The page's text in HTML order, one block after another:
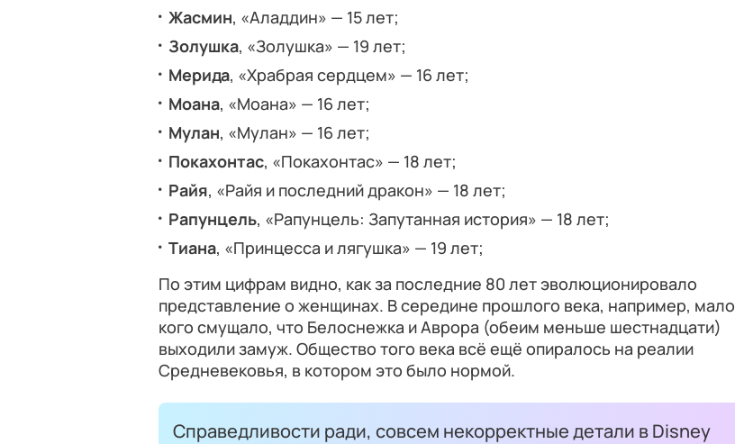
Жасмин, «Аладдин» — 15 лет;
Золушка, «Золушка» — 19 лет;
Мерида, «Храбрая сердцем» — 16 лет;
Моана, «Моана» — 16 лет;
Мулан, «Мулан» — 16 лет;
Покахонтас, «Покахонтас» — 18 лет;
Райя, «Райя и последний дракон» — 18 лет;
Рапунцель, «Рапунцель: Запутанная история» — 18 лет;
Тиана, «Принцесса и лягушка» — 19 лет;
По этим цифрам видно, как за последние 80 лет эволюционировало
представление о женщинах. В середине прошлого века, например, мало
кого смущало, что Белоснежка и Аврора (обеим меньше шестнадцати)
выходили замуж. Общество того века всё ещё опиралось на реалии
Средневековья, в котором это было нормой.
Справедливости ради, совсем некорректные детали в Disney